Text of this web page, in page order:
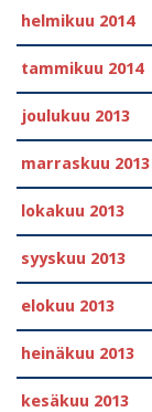
helmikuu 2014
tammikuu 2014
joulukuu 2013
marraskuu 2013
lokakuu 2013
syyskuu 2013
elokuu 2013
heinäkuu 2013
kesäkuu 2013